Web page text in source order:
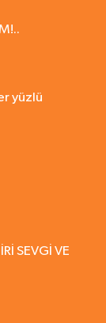
yüzlü
SEVGİ VE